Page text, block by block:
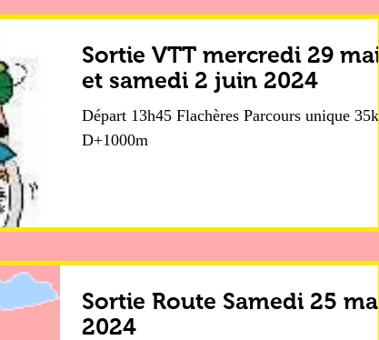
Sortie VTT mercredi 29 mai
et samedi 2 juin 2024
Départ 13h45 Flachères Parcours unique 35km
D+1000m
Sortie Route Samedi 25 mai
2024